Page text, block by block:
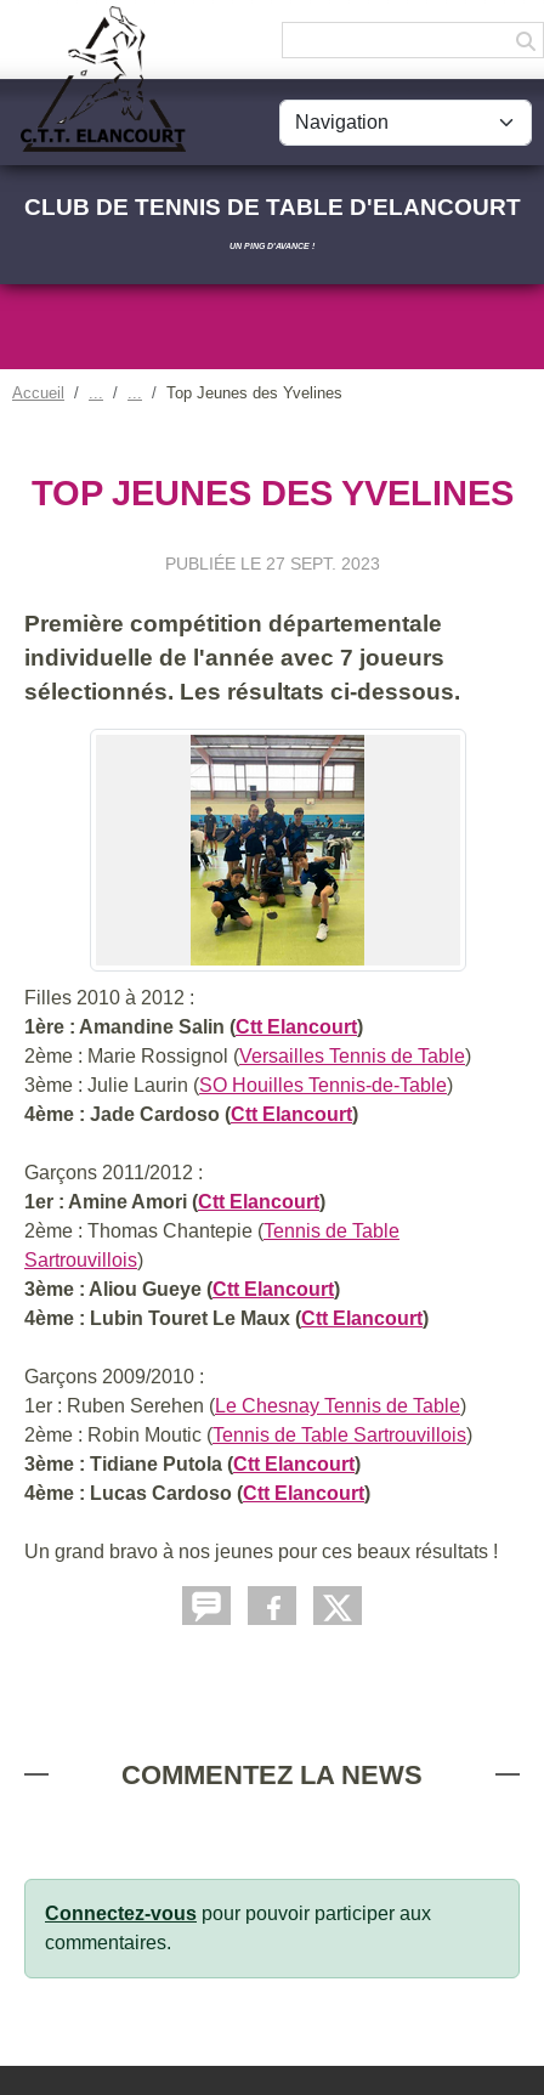
CLUB DE TENNIS DE TABLE D'ELANCOURT
UN PING D'AVANCE !
Accueil Top Jeunes des Yvelines
TOP JEUNES DES YVELINES
PUBLIÉE LE 27 SEPT. 2023
Première compétition départementale
individuelle de l'année avec 7 joueurs
sélectionnés. Les résultats ci-dessous.
Filles 2010 à 2012 :
1ère : Amandine Salin (Ctt Elancourt)
2ème : Marie Rossignol (Versailles Tennis de Table)
3ème : Julie Laurin (SO Houilles Tennis-de-Table)
4ème : Jade Cardoso (Ctt Elancourt)
Garçons 2011/2012 :
1er : Amine Amori (Ctt Elancourt)
2ème : Thomas Chantepie (Tennis de Table
Sartrouvillois)
3ème : Aliou Gueye (Ctt Elancourt)
4ème : Lubin Touret Le Maux (Ctt Elancourt)
Garçons 2009/2010 :
1er : Ruben Serehen (Le Chesnay Tennis de Table)
2ème : Robin Moutic (Tennis de Table Sartrouvillois)
3ème : Tidiane Putola (Ctt Elancourt)
4ème : Lucas Cardoso (Ctt Elancourt)
Un grand bravo à nos jeunes pour ces beaux résultats !
COMMENTEZ LA NEWS
Connectez-vous pour pouvoir participer aux
commentaires.
Panneau de gestion des cookies